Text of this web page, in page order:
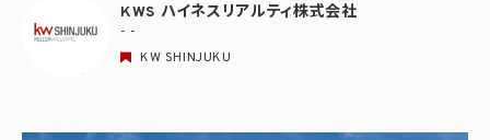
KWS ハイネスリアルティ株式会社
- -
KW SHINJUKU